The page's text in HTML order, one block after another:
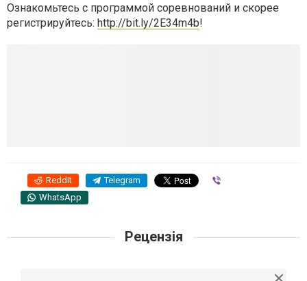
Ознакомьтесь с программой соревнований и скорее
регистрируйтесь: http://bit.ly/2E34m4b!
Reddit Telegram
WhatsApp
Рецензія